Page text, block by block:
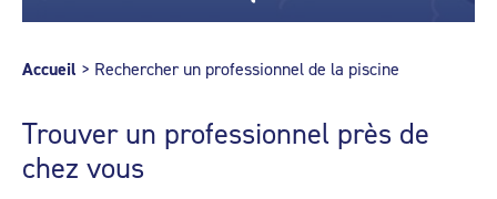
Accueil > Rechercher un professionnel de la piscine
Trouver un professionnel près de
chez vous